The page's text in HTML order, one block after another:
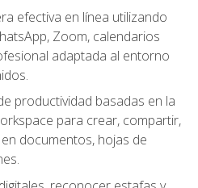
efectiva en línea utilizando
Zoom, calendarios
adaptada al entorno
productividad basadas en la
para crear, compartir,
documentos, hojas de